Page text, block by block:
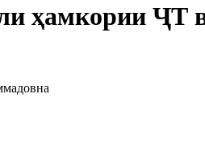
ҳамкории ҶТ